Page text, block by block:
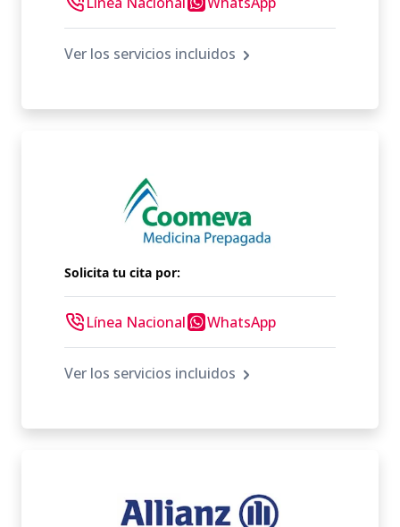
Ver los servicios incluidos
Solicita tu cita por:
Línea Nacional WhatsApp
Ver los servicios incluidos